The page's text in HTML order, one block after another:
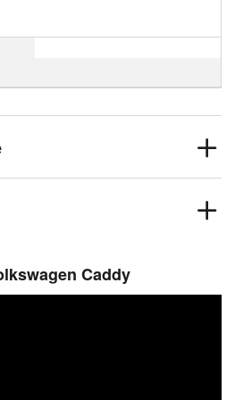
Caddy